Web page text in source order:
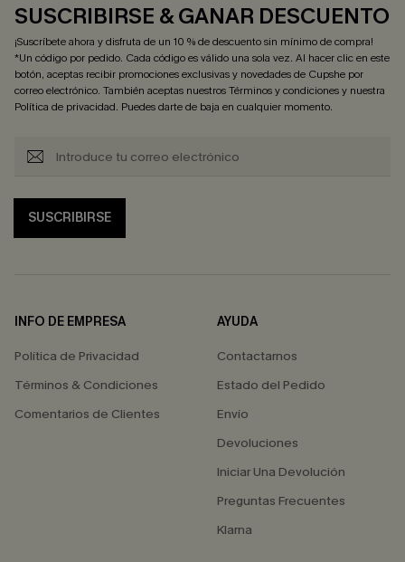
SUSCRIBIRSE & GANAR DESCUENTO
¡Suscríbete ahora y disfruta de un 10 % de descuento sin mínimo de compra!
*Un código por pedido. Cada código es válido una sola vez. Al hacer clic en este
botón, aceptas recibir promociones exclusivas y novedades de Cupshe por
correo electrónico. También aceptas nuestrosTérminos y condicionesy nuestra
Política de privacidad. Puedes darte de baja en cualquier momento.
SUSCRIBIRSE
INFO DE EMPRESA
Política de Privacidad
Términos & Condiciones
Comentarios de Clientes
AYUDA
Contactarnos
Estado del Pedido
Envío
Devoluciones
Iniciar Una Devolución
Preguntas Frecuentes
Klarna